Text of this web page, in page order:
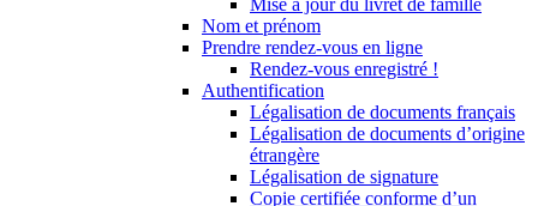
Mise à jour du livret de famille
Nom et prénom
Prendre rendez-vous en ligne
Rendez-vous enregistré !
Authentification
Légalisation de documents français
Légalisation de documents d’origine
étrangère
Légalisation de signature
Copie certifiée conforme d’un